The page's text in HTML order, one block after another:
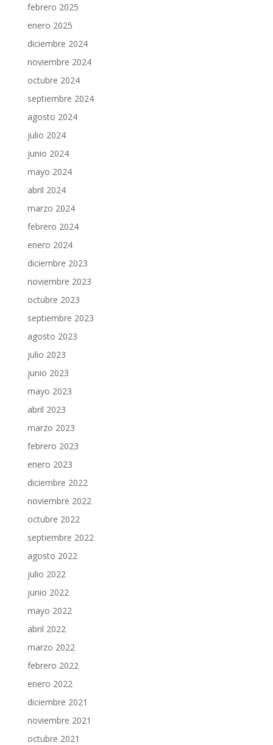
febrero 2025
enero 2025
diciembre 2024
noviembre 2024
octubre 2024
septiembre 2024
agosto 2024
julio 2024
junio 2024
mayo 2024
abril 2024
marzo 2024
febrero 2024
enero 2024
diciembre 2023
noviembre 2023
octubre 2023
septiembre 2023
agosto 2023
julio 2023
junio 2023
mayo 2023
abril 2023
marzo 2023
febrero 2023
enero 2023
diciembre 2022
noviembre 2022
octubre 2022
septiembre 2022
agosto 2022
julio 2022
junio 2022
mayo 2022
abril 2022
marzo 2022
febrero 2022
enero 2022
diciembre 2021
noviembre 2021
octubre 2021